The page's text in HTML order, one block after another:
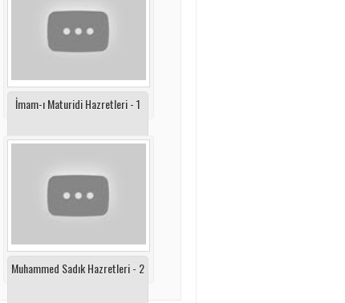
İmam-ı Maturidi Hazretleri - 1
Muhammed Sadık Hazretleri - 2